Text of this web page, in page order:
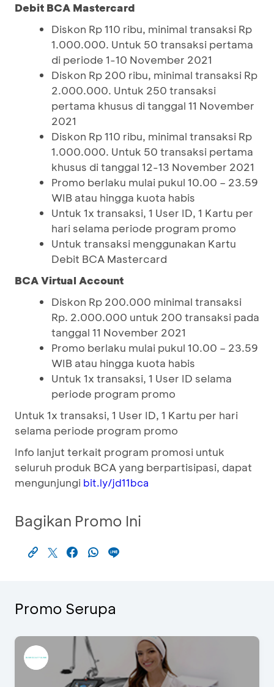
Debit BCA Mastercard
Diskon Rp 110 ribu, minimal transaksi Rp
1.000.000. Untuk 50 transaksi pertama
di periode 1-10 November 2021
Diskon Rp 200 ribu, minimal transaksi Rp
2.000.000. Untuk 250 transaksi
pertama khusus di tanggal 11 November
2021
Diskon Rp 110 ribu, minimal transaksi Rp
1.000.000. Untuk 50 transaksi pertama
khusus di tanggal 12-13 November 2021
Promo berlaku mulai pukul 10.00 – 23.59
WIB atau hingga kuota habis
Untuk 1x transaksi, 1 User ID, 1 Kartu per
hari selama periode program promo
Untuk transaksi menggunakan Kartu
Debit BCA Mastercard
BCA Virtual Account
Diskon Rp 200.000 minimal transaksi
Rp. 2.000.000 untuk 200 transaksi pada
tanggal 11 November 2021
Promo berlaku mulai pukul 10.00 – 23.59
WIB atau hingga kuota habis
Untuk 1x transaksi, 1 User ID selama
periode program promo
Untuk 1x transaksi, 1 User ID, 1 Kartu per hari
selama periode program promo
Info lanjut terkait program promosi untuk
seluruh produk BCA yang berpartisipasi, dapat
mengunjungi bit.ly/jd11bca
Bagikan Promo Ini
Promo Serupa